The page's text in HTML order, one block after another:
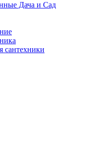
Дача и Сад
сантехники